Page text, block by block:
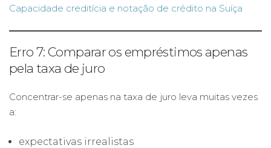
Capacidade creditícia e notação de crédito na Suíça
Erro 7: Comparar os empréstimos apenas
pela taxa de juro
Concentrar-se apenas na taxa de juro leva muitas vezes
a:
expectativas irrealistas